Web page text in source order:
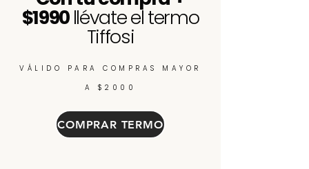
$1990llévate el termo
Tiffosi
VÁLIDO PARA COMPRAS MAYOR
A $2000
COMPRAR TERMO